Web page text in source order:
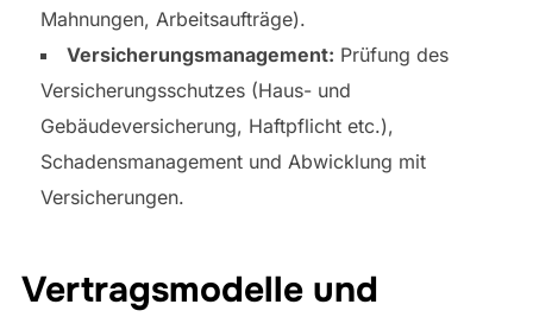
Mahnungen, Arbeitsaufträge).
Versicherungsmanagement: Prüfung des
Versicherungsschutzes (Haus- und
Gebäudeversicherung, Haftpflicht etc.),
Schadensmanagement und Abwicklung mit
Versicherungen.
Vertragsmodelle und